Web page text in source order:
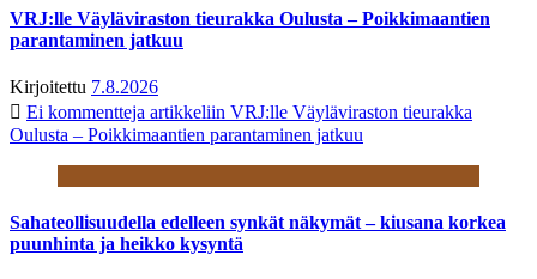
VRJ:lle Väyläviraston tieurakka Oulusta – Poikkimaantien
parantaminen jatkuu
Kirjoitettu 7.8.2026
Ei kommentteja artikkeliin VRJ:lle Väyläviraston tieurakka
Oulusta – Poikkimaantien parantaminen jatkuu
Sahateollisuudella edelleen synkät näkymät – kiusana korkea
puunhinta ja heikko kysyntä